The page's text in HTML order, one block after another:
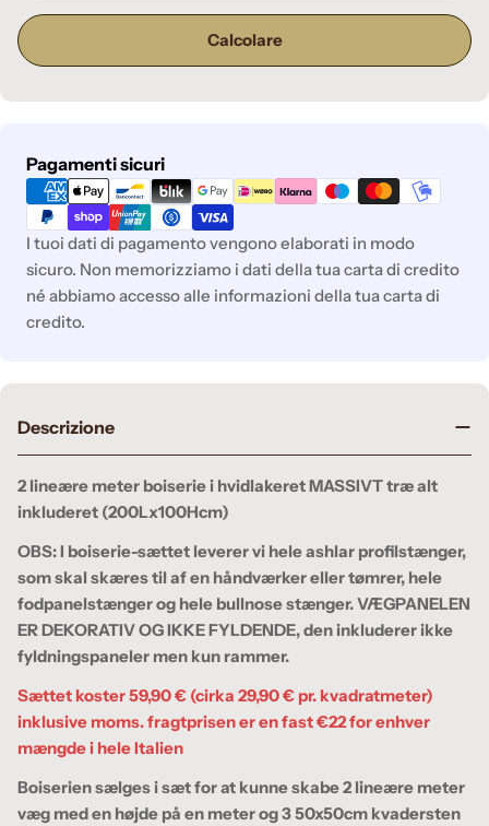
Calcolare
Pagamenti sicuri
Metodi
di
pagamento
I tuoi dati di pagamento vengono elaborati in modo
sicuro. Non memorizziamo i dati della tua carta di credito
né abbiamo accesso alle informazioni della tua carta di
credito.
Descrizione
2 lineære meter boiserie i hvidlakeret MASSIVT træ alt
inkluderet (200Lx100Hcm)
OBS: I boiserie-sættet leverer vi hele ashlar profilstænger,
som skal skæres til af en håndværker eller tømrer, hele
fodpanelstænger og hele bullnose stænger. VÆGPANELEN
ER DEKORATIV OG IKKE FYLDENDE, den inkluderer ikke
fyldningspaneler men kun rammer.
Sættet koster 59,90 € (cirka 29,90 € pr. kvadratmeter)
inklusive moms. fragtprisen er en fast €22 for enhver
mængde i hele Italien
Boiserien sælges i sæt for at kunne skabe 2 lineære meter
væg med en højde på en meter og 3 50x50cm kvadersten